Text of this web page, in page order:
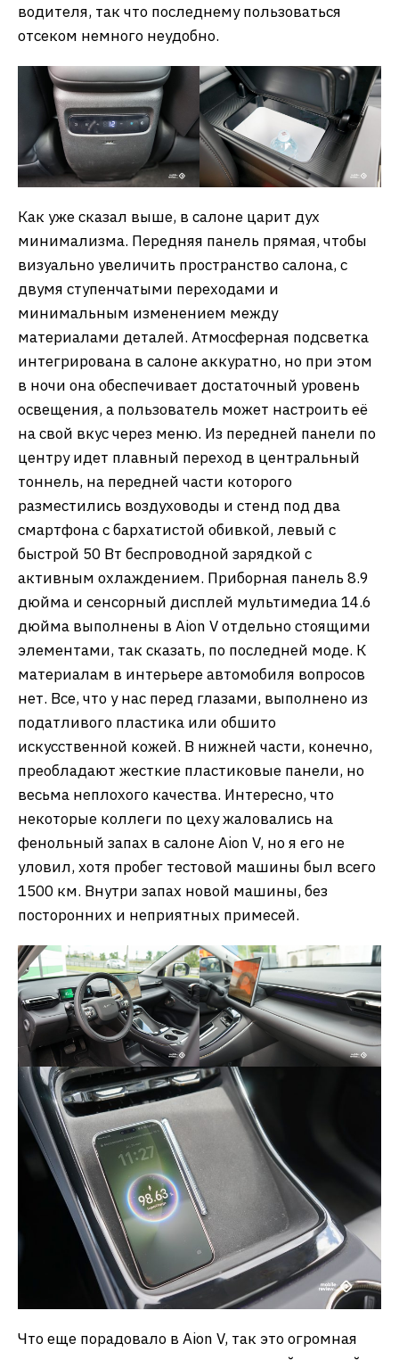
водителя, так что последнему пользоваться
отсеком немного неудобно.
Как уже сказал выше, в салоне царит дух
минимализма. Передняя панель прямая, чтобы
визуально увеличить пространство салона, с
двумя ступенчатыми переходами и
минимальным изменением между
материалами деталей. Атмосферная подсветка
интегрирована в салоне аккуратно, но при этом
в ночи она обеспечивает достаточный уровень
освещения, а пользователь может настроить её
на свой вкус через меню. Из передней панели по
центру идет плавный переход в центральный
тоннель, на передней части которого
разместились воздуховоды и стенд под два
смартфона с бархатистой обивкой, левый с
быстрой 50 Вт беспроводной зарядкой с
активным охлаждением. Приборная панель 8.9
дюйма и сенсорный дисплей мультимедиа 14.6
дюйма выполнены в Aion V отдельно стоящими
элементами, так сказать, по последней моде. К
материалам в интерьере автомобиля вопросов
нет. Все, что у нас перед глазами, выполнено из
податливого пластика или обшито
искусственной кожей. В нижней части, конечно,
преобладают жесткие пластиковые панели, но
весьма неплохого качества. Интересно, что
некоторые коллеги по цеху жаловались на
фенольный запах в салоне Aion V, но я его не
уловил, хотя пробег тестовой машины был всего
1500 км. Внутри запах новой машины, без
посторонних и неприятных примесей.
Что еще порадовало в Aion V, так это огромная